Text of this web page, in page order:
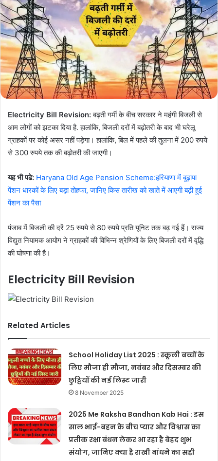
Electricity Bill Revision:बढ़ती गर्मी के बीच सरकार ने महंगी बिजली से
आम लोगों को झटका दिया है. हालांकि, बिजली दरों में बढ़ोतरी के बाद भी घरेलू
ग्राहकों पर कोई असर नहीं पड़ेगा। हालांकि, बिल में पहले की तुलना में 200 रुपये
से 300 रुपये तक की बढ़ोतरी की जाएगी।
यह भी पढे: Haryana Old Age Pension Scheme:हरियाणा में बुढ़ापा
पेंशन धारकों के लिए बड़ा तोहफा, जानिए किस तारीख को खाते में आएगी बढ़ी हुई
पेंशन का पैसा
पंजाब में बिजली की दरें 25 रुपये से 80 रुपये प्रति यूनिट तक बढ़ गई हैं। राज्य
विद्युत नियामक आयोग ने ग्राहकों की विभिन्न श्रेणियों के लिए बिजली दरों में वृद्धि
की घोषणा की है।
Electricity Bill Revision
Related Articles
School Holiday List 2025 : स्कूली बच्चों के
लिए मौजा ही मौजा, नवंबर और दिसम्बर की
छुट्टियों की नई लिस्ट जारी
8 November 2025
2025 Me Raksha Bandhan Kab Hai : इस
साल भाई-बहन के बीच प्यार और विश्वास का
प्रतीक रक्षा बंधन लेकर आ रहा है बेहद शुभ
संयोग, जानिए क्या है राखी बांधने का सही